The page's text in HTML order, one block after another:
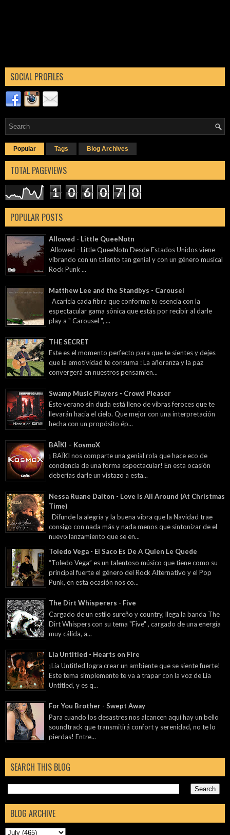
SOCIAL PROFILES
Popular Tags Blog Archives
TOTAL PAGEVIEWS
1 0 6 0 7 0
POPULAR POSTS
Allowed - Little QueeNotn
Allowed - Little QueeNotn Desde Estados Unidos viene
vibrando con un talento tan genial y con un género musical
Rock Punk ...
Matthew Lee and the Standbys - Carousel
Acaricia cada fibra que conforma tu esencia con la
espectacular gama sónica que estás por recibir al darle
play a " Carousel ", ...
THE SECRET
Este es el momento perfecto para que te sientes y dejes
que la emotividad te consuma : La añoranza y la paz
convergerá en nuestros pensamien...
Swamp Music Players - Crowd Pleaser
Este verano sin duda está lleno de vibras feroces que te
llevarán hacia el cielo. Que mejor con una interpretación
hecha con un propósito ép...
BAÏKI – KosmoX
¡ BAÏKI nos comparte una genial rola que hace eco de
conciencia de una forma espectacular! En esta ocasión
deberías darle un vistazo a esta...
Nessa Ruane Dalton - Love Is All Around (At Christmas
Time)
Difunde la alegría y la buena vibra que la Navidad trae
consigo con nada más y nada menos que sintonizar de el
nuevo lanzamiento que se en...
Toledo Vega - El Saco Es De A Quien Le Quede
“Toledo Vega” es un talentoso músico que tiene como su
principal fuerte el género del Rock Alternativo y el Pop
Punk, en esta ocasión nos co...
The Dirt Whisperers - Five
Cargado de un estilo sureño y country, llega la banda The
Dirt Whispers con su tema "Five" , cargado de una energía
muy cálida, a...
Lia Untitled - Hearts on Fire
¡Lia Untitled logra crear un ambiente que se siente fuerte!
Este tema simplemente te va a trapar con la voz de Lia
Untitled, y es q...
For You Brother - Swept Away
Para cuando los desastres nos alcancen aquí hay un bello
soundtrack que transmitirá confort y serenidad, no te lo
pierdas! Entre...
SEARCH THIS BLOG
BLOG ARCHIVE